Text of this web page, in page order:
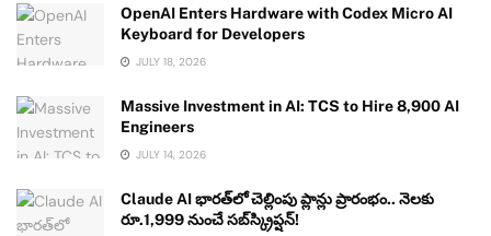
OpenAI Enters Hardware with Codex Micro AI
Keyboard for Developers
JULY 18, 2026
Massive Investment in AI: TCS to Hire 8,900 AI
Engineers
JULY 14, 2026
Claude AI భారత్‌లో చెల్లింపు ప్లాన్లు ప్రారంభం.. నెలకు
రూ.1,999 నుంచే సబ్‌స్క్రిప్షన్!